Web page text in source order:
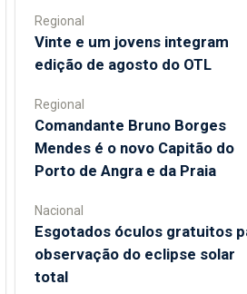
Regional
Vinte e um jovens integram
edição de agosto do OTL
Regional
Comandante Bruno Borges
Mendes é o novo Capitão do
Porto de Angra e da Praia
Nacional
Esgotados óculos gratuitos
observação do eclipse solar
total